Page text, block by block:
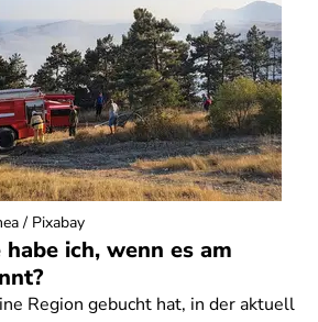
ich, wenn es am
Region gebucht hat, in der aktuell
/ Pixabay